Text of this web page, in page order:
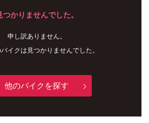
つかりませんでした。
申し訳ありません。
イクは見つかりませんでした。
他のバイクを探す